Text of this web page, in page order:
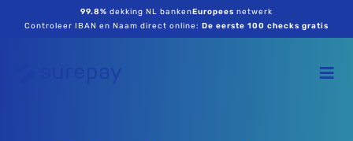
99.8% dekking NL bankenEuropees netwerk
Controleer IBAN en Naam direct online: De eerste 100 checks gratis